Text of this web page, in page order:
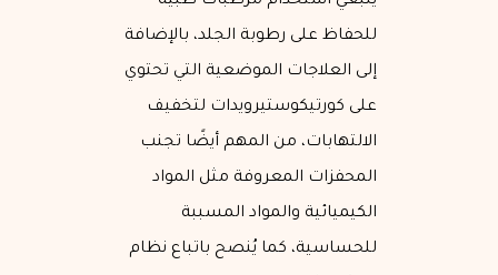
للحفاظ على رطوبة الجلد، بالإضافة
إلى العلاجات الموضعية التي تحتوي
على كورتيكوستيرويدات لتخفيف
الالتهابات، من المهم أيضًا تجنب
المحفزات المعروفة مثل المواد
الكيميائية والمواد المسببة
للحساسية، كما يُنصح باتباع نظام